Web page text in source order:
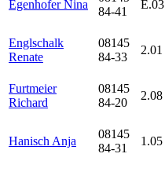
Egenhofer Nina
84-41
E.03
Englschalk
Renate
08145
84-33
2.01
Furtmeier
Richard
08145
84-20
2.08
Hanisch Anja
08145
84-31
1.05